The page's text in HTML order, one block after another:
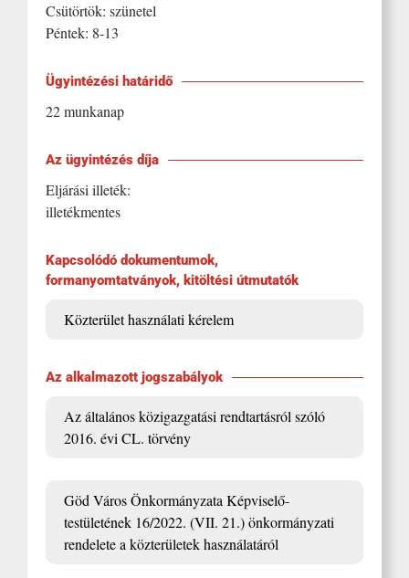
Csütörtök: szünetel
Péntek: 8-13
Ügyintézési határidő
22 munkanap
Az ügyintézés díja
Eljárási illeték:
illetékmentes
Kapcsolódó dokumentumok,
formanyomtatványok, kitöltési útmutatók
Közterület használati kérelem
Az alkalmazott jogszabályok
Az általános közigazgatási rendtartásról szóló
2016. évi CL. törvény
Göd Város Önkormányzata Képviselő-
testületének 16/2022. (VII. 21.) önkormányzati
rendelete a közterületek használatáról